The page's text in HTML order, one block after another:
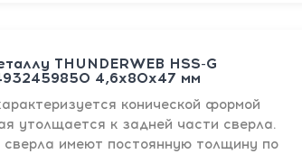
THUNDERWEB HSS-G
4,6х80х47 мм
конической формой
утолщается к задней части сверла.
имеют постоянную толщину по